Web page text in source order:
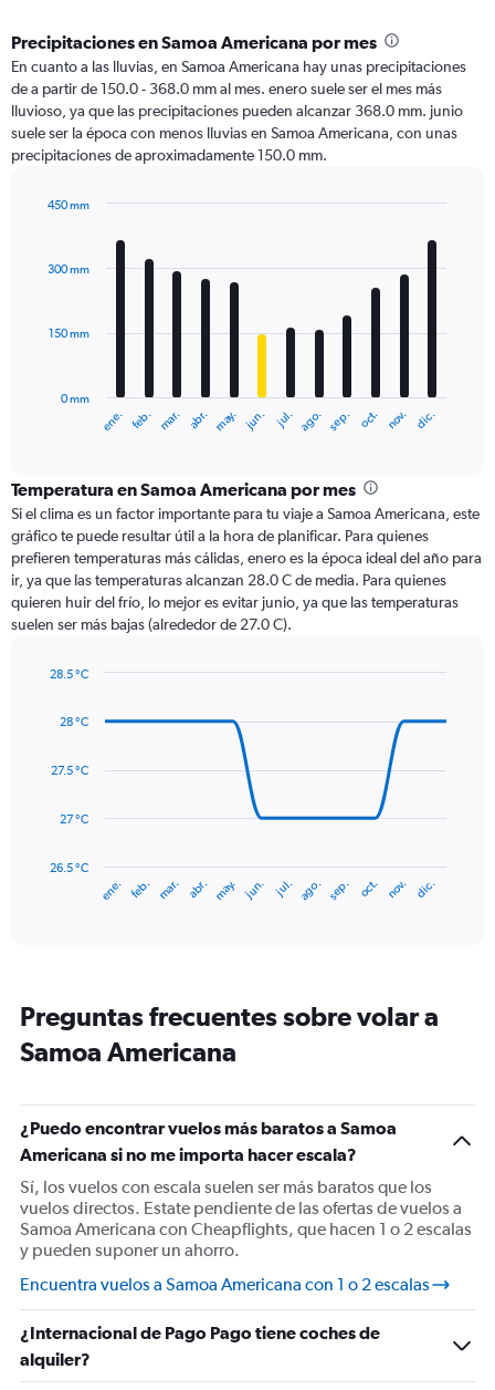
Precipitaciones en Samoa Americana por mes
En cuanto a las lluvias, en Samoa Americana hay unas precipitaciones
de a partir de 150.0 - 368.0 mm al mes. enero suele ser el mes más
lluvioso, ya que las precipitaciones pueden alcanzar 368.0 mm. junio
suele ser la época con menos lluvias en Samoa Americana, con unas
precipitaciones de aproximadamente 150.0 mm.
with
12
The
categories.
Range:
12
categories.
chart
has
1
axis
values.
ene. feb. mar. abr. may. jun. jul. ago. sep. oct. nov. dic.
0 mm
150 mm
300 mm
450 mm
Temperatura en Samoa Americana por mes
Si el clima es un factor importante para tu viaje a Samoa Americana, este
gráfico te puede resultar útil a la hora de planificar. Para quienes
prefieren temperaturas más cálidas, enero es la época ideal del año para
ir, ya que las temperaturas alcanzan 28.0 C de media. Para quienes
quieren huir del frío, lo mejor es evitar junio, ya que las temperaturas
suelen ser más bajas (alrededor de 27.0 C).
with
data
The
has
14
categories.
The
has
1
axis
displaying
values.
Range:
26.5
28.5.
ene. feb. mar. abr. may. jun. jul. ago. sep. oct. nov. dic.
26.5 °C
27 °C
27.5 °C
28 °C
28.5 °C
Preguntas frecuentes sobre volar a
Samoa Americana
¿Puedo encontrar vuelos más baratos a Samoa
Americana si no me importa hacer escala?
Sí, los vuelos con escala suelen ser más baratos que los
vuelos directos. Estate pendiente de las ofertas de vuelos a
Samoa Americana con Cheapflights, que hacen 1 o 2 escalas
y pueden suponer un ahorro.
Encuentra vuelos a Samoa Americana con 1 o 2 escalas
¿Internacional de Pago Pago tiene coches de
alquiler?